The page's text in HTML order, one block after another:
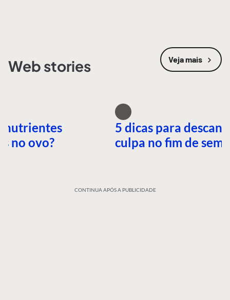
Web stories Veja mais
nutrientes
no ovo?
5 dicas para
culpa no fim de
CONTINUA APÓS A PUBLICIDADE